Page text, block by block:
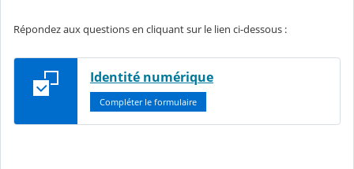
Répondez aux questions en cliquant sur le lien ci-dessous :
Identité numérique
Compléter le formulaire